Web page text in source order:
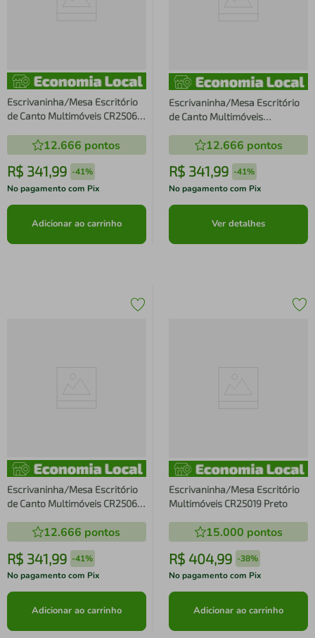
Escrivaninha/Mesa Escritório
de Canto Multimóveis CR25064
12.666 pontos
R$ 341,99 -41%
No pagamento com Pix
Adicionar ao carrinho
Escrivaninha/Mesa Escritório
de Canto Multimóveis
12.666 pontos
R$ 341,99 -41%
No pagamento com Pix
Ver detalhes
Escrivaninha/Mesa Escritório
de Canto Multimóveis CR25064
12.666 pontos
R$ 341,99 -41%
No pagamento com Pix
Adicionar ao carrinho
Escrivaninha/Mesa Escritório
Multimóveis CR25019 Preto
15.000 pontos
R$ 404,99 -38%
No pagamento com Pix
Adicionar ao carrinho